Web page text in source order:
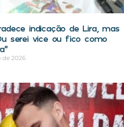
indicação de Lira, mas
serei vice ou fico como
de 2026